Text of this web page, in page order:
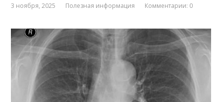
3 ноября, 2025 Полезная информация Комментарии: 0